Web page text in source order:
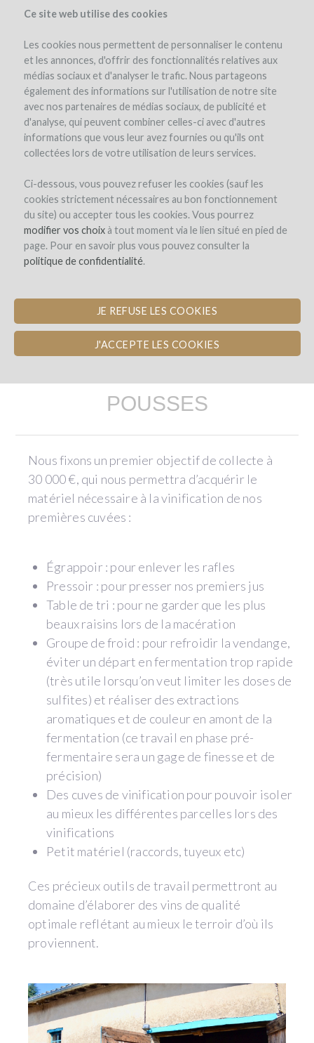
Ce site web utilise des cookies
Les cookies nous permettent de personnaliser le contenu
et les annonces, d'offrir des fonctionnalités relatives aux
médias sociaux et d'analyser le trafic. Nous partageons
également des informations sur l'utilisation de notre site
avec nos partenaires de médias sociaux, de publicité et
d'analyse, qui peuvent combiner celles-ci avec d'autres
informations que vous leur avez fournies ou qu'ils ont
collectées lors de votre utilisation de leurs services.
Ci-dessous, vous pouvez refuser les cookies (sauf les
cookies strictement nécessaires au bon fonctionnement
du site) ou accepter tous les cookies. Vous pourrez
modifier vos choixà tout moment via le lien situé en pied de
page. Pour en savoir plus vous pouvez consulter la
politique de confidentialité.
JE REFUSE LES COOKIES
J'ACCEPTE LES COOKIES
le projet l'équipe détails du projet les remboursements en vin
actualités (3) winefunders (123)
Domaine des Jeunes Pousses
CRÉATION D'UNE PÉPINIÈRE DE
POUSSES
Nous fixons un premier objectif de collecte à
30 000 €, qui nous permettra d’acquérir le
matériel nécessaire à la vinification de nos
premières cuvées :
Égrappoir : pour enlever les rafles
Pressoir : pour presser nos premiers jus
Table de tri : pour ne garder que les plus
beaux raisins lors de la macération
Groupe de froid : pour refroidir la vendange,
éviter un départ en fermentation trop rapide
(très utile lorsqu’on veut limiter les doses de
sulfites) et réaliser des extractions
aromatiques et de couleur en amont de la
fermentation (ce travail en phase pré-
fermentaire sera un gage de finesse et de
précision)
Des cuves de vinification pour pouvoir isoler
au mieux les différentes parcelles lors des
vinifications
Petit matériel (raccords, tuyeux etc)
Ces précieux outils de travail permettront au
domaine d’élaborer des vins de qualité
optimale reflétant au mieux le terroir d’où ils
proviennent.